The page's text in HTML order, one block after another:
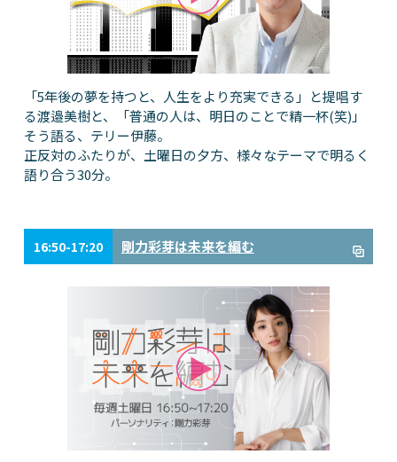
「5年後の夢を持つと、人生をより充実できる」と提唱す
る渡邉美樹と、「普通の人は、明日のことで精一杯(笑)」
そう語る、テリー伊藤。
正反対のふたりが、土曜日の夕方、様々なテーマで明るく
語り合う30分。
16:50-17:20 剛力彩芽は未来を編む